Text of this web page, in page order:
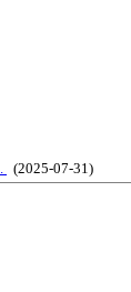
(2025-07-31)